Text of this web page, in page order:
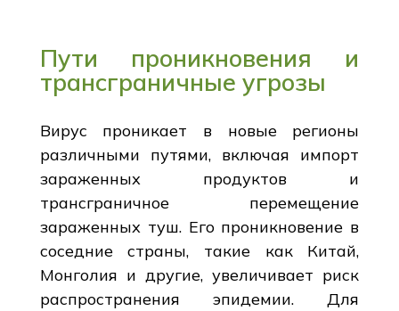
Пути проникновения и
трансграничные угрозы
Вирус проникает в новые регионы
различными путями, включая импорт
зараженных продуктов и
трансграничное перемещение
зараженных туш. Его проникновение в
соседние страны, такие как Китай,
Монголия и другие, увеличивает риск
распространения эпидемии. Для